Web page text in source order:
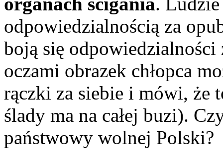
odpowiedzialnością za
boją się
oczami obrazek chłopca
rączki za siebie i mówi, że
ślady ma na całej buzi).
państwowy wolnej Polski?